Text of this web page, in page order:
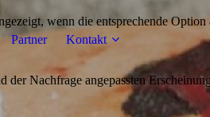
Partner Kontakt
wenn die entsprechende
Nachfrage angepassten